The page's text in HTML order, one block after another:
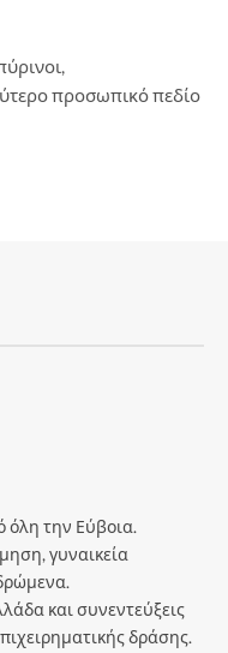
προσωπικό πεδίο
όλη την Εύβοια.
γυναικεία
και συνεντεύξεις
δράσης.